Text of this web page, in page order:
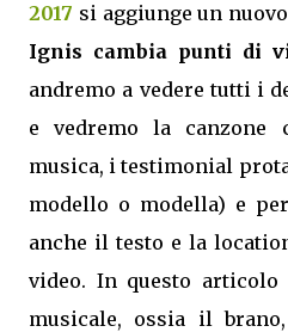
2017 si aggiunge un nuovo
Ignis cambia punti di
andremo a vedere tutti i
e vedremo la canzone
musica, i testimonial
modello o modella) e
anche il testo e la
video. In questo
musicale, ossia il